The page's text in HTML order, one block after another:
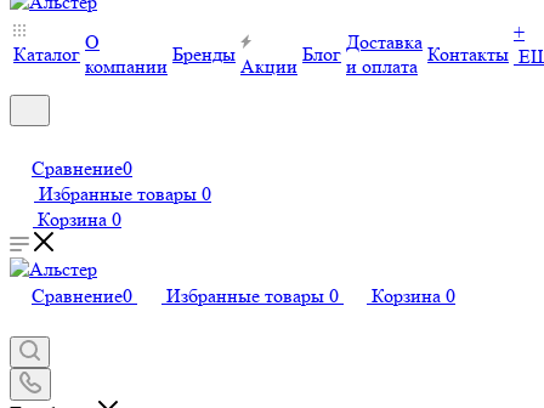
Каталог
О
компании
Бренды
Акции
Блог
Доставка
и оплата
Контакты
+
Сравнение0
Избранные товары 0
Корзина 0
Сравнение0 Избранные товары 0 Корзина 0